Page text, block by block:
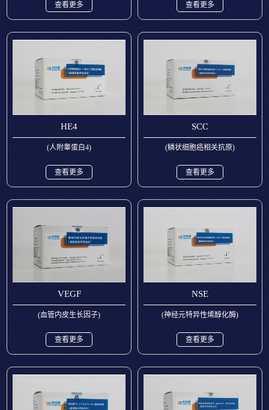
查看更多 查看更多
HE4
(人附睾蛋白4)
查看更多
SCC
(鳞状细胞癌相关抗原)
查看更多
VEGF
(血管内皮生长因子)
查看更多
NSE
(神经元特异性烯醇化酶)
查看更多